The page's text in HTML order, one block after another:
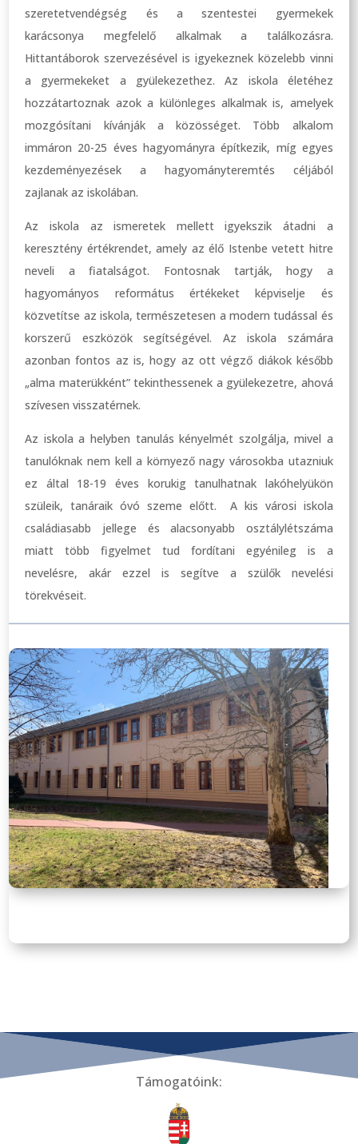
szeretetvendégség és a szentestei gyermekek
karácsonya megfelelő alkalmak a találkozásra.
Hittantáborok szervezésével is igyekeznek közelebb vinni
a gyermekeket a gyülekezethez. Az iskola életéhez
hozzátartoznak azok a különleges alkalmak is, amelyek
mozgósítani kívánják a közösséget. Több alkalom
immáron 20-25 éves hagyományra építkezik, míg egyes
kezdeményezések a hagyományteremtés céljából
zajlanak az iskolában.
Az iskola az ismeretek mellett igyekszik átadni a
keresztény értékrendet, amely az élő Istenbe vetett hitre
neveli a fiatalságot. Fontosnak tartják, hogy a
hagyományos református értékeket képviselje és
közvetítse az iskola, természetesen a modern tudással és
korszerű eszközök segítségével. Az iskola számára
azonban fontos az is, hogy az ott végző diákok később
„alma materükként” tekinthessenek a gyülekezetre, ahová
szívesen visszatérnek.
Az iskola a helyben tanulás kényelmét szolgálja, mivel a
tanulóknak nem kell a környező nagy városokba utazniuk
ez által 18-19 éves korukig tanulhatnak lakóhelyükön
szüleik, tanáraik óvó szeme előtt. A kis városi iskola
családiasabb jellege és alacsonyabb osztálylétszáma
miatt több figyelmet tud fordítani egyénileg is a
nevelésre, akár ezzel is segítve a szülők nevelési
törekvéseit.
Támogatóink: